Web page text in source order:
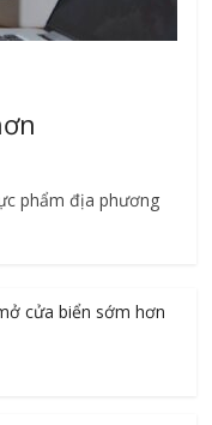
phẩm địa phương
cửa biển sớm hơn